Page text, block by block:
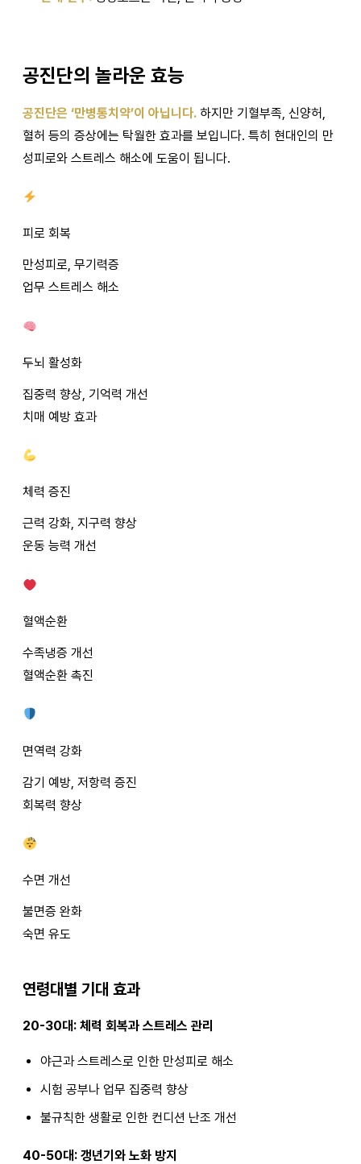
공진단의 놀라운 효능
공진단은 ‘만병통치약’이 아닙니다. 하지만 기혈부족, 신양허,
혈허 등의 증상에는 탁월한 효과를 보입니다. 특히 현대인의 만
성피로와 스트레스 해소에 도움이 됩니다.
피로 회복
만성피로, 무기력증
업무 스트레스 해소
두뇌 활성화
집중력 향상, 기억력 개선
치매 예방 효과
체력 증진
근력 강화, 지구력 향상
운동 능력 개선
혈액순환
수족냉증 개선
혈액순환 촉진
면역력 강화
감기 예방, 저항력 증진
회복력 향상
수면 개선
불면증 완화
숙면 유도
연령대별 기대 효과
20-30대: 체력 회복과 스트레스 관리
야근과 스트레스로 인한 만성피로 해소
시험 공부나 업무 집중력 향상
불규칙한 생활로 인한 컨디션 난조 개선
40-50대: 갱년기와 노화 방지